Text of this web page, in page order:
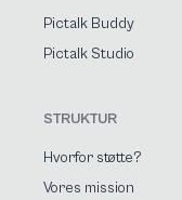
Pictalk Buddy
Pictalk Studio
STRUKTUR
Hvorfor støtte?
Vores mission